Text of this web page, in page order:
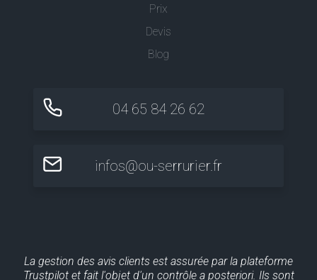
Prix
Devis
Blog
04 65 84 26 62
infos@ou-serrurier.fr
La gestion des avis clients est assurée par la plateforme
Trustpilot et fait l'objet d'un contrôle a posteriori. Ils sont